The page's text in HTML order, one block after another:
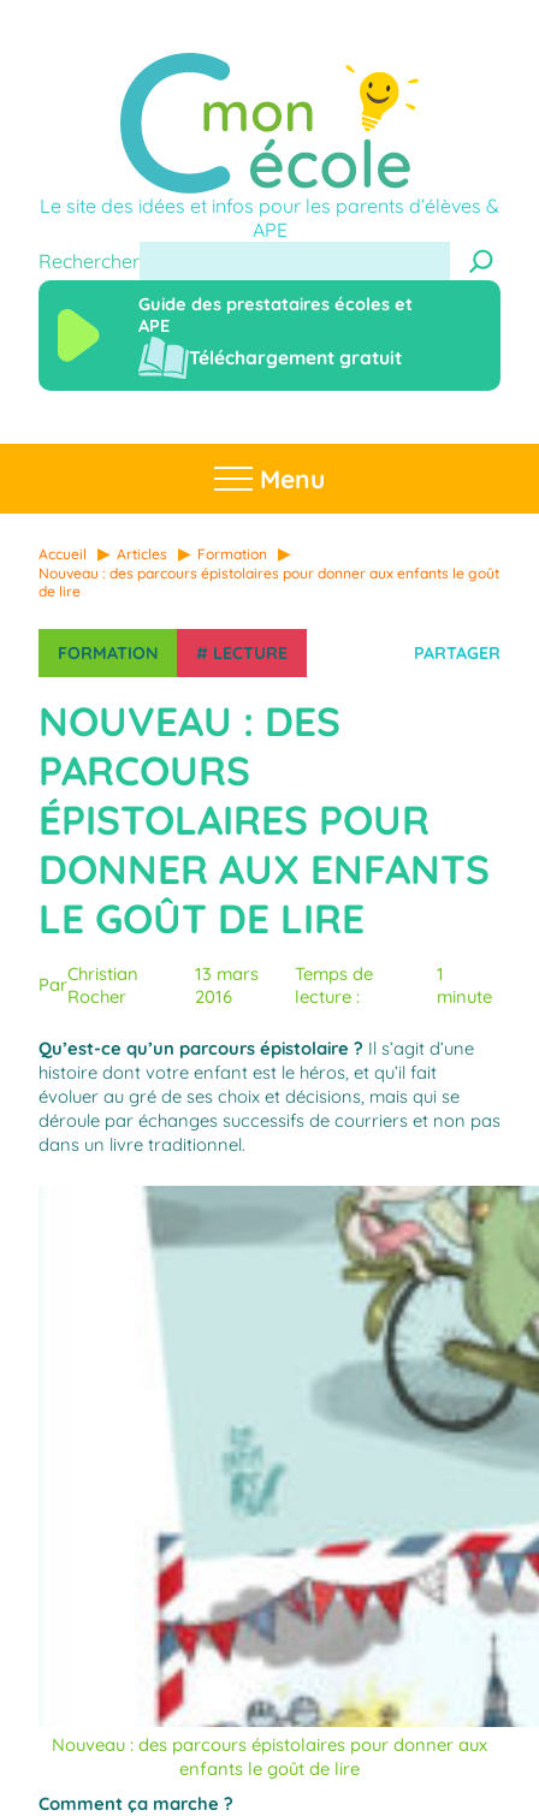
Le site des idées et infos pour les parents d’élèves &
APE
Rechercher
Guide des prestataires écoles et
APE
Téléchargement gratuit
Menu
Accueil Articles
Formation
Nouveau : des parcours épistolaires pour donner aux enfants le goût
de lire
FORMATION # LECTURE PARTAGER
NOUVEAU : DES
PARCOURS
ÉPISTOLAIRES POUR
DONNER AUX ENFANTS
LE GOÛT DE LIRE
ParChristian
Rocher
13 mars
2016
Temps de
lecture :
1
minute
Qu’est-ce qu’un parcours épistolaire ? Il s’agit d’une
histoire dont votre enfant est le héros, et qu’il fait
évoluer au gré de ses choix et décisions, mais qui se
déroule par échanges successifs de courriers et non pas
dans un livre traditionnel.
Nouveau : des parcours épistolaires pour donner aux
enfants le goût de lire
Comment ça marche ?